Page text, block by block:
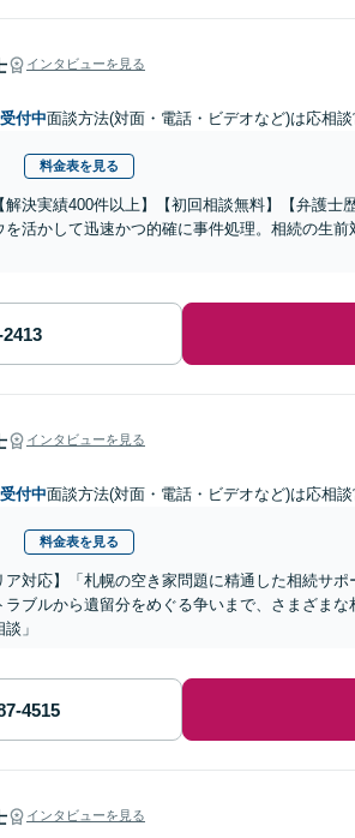
インタビューを見る
付中面談方法(対面・電話・ビデオなど)は応相談
料金表を見る
決実績400件以上】【初回相談無料】【弁護士
活かして迅速かつ的確に事件処理。相続の生
インタビューを見る
付中面談方法(対面・電話・ビデオなど)は応相談
料金表を見る
ア対応】「札幌の空き家問題に精通した相続サ
ブルから遺留分をめぐる争いまで、さまざま
」
インタビューを見る